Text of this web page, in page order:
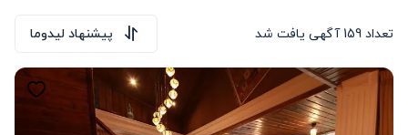
تعداد159آگهی یافت شد پیشنهاد لیدوما